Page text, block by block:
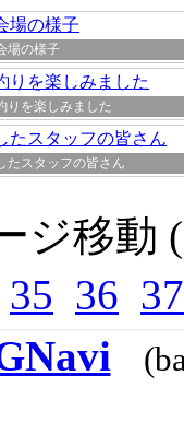
場の様子
りを楽しみました
たスタッフの皆さん
ジ移動
35 36 37